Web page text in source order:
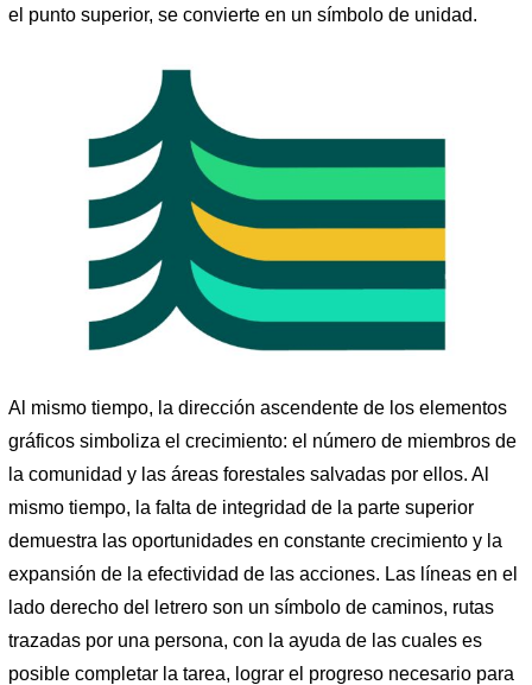
el punto superior, se convierte en un símbolo de unidad.
Al mismo tiempo, la dirección ascendente de los elementos
gráficos simboliza el crecimiento: el número de miembros de
la comunidad y las áreas forestales salvadas por ellos. Al
mismo tiempo, la falta de integridad de la parte superior
demuestra las oportunidades en constante crecimiento y la
expansión de la efectividad de las acciones. Las líneas en el
lado derecho del letrero son un símbolo de caminos, rutas
trazadas por una persona, con la ayuda de las cuales es
posible completar la tarea, lograr el progreso necesario para